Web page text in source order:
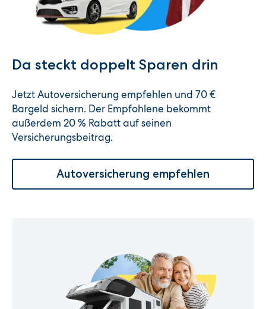
Da steckt doppelt Sparen drin
Jetzt Autoversicherung empfehlen und 70 €
Bargeld sichern. Der Empfohlene bekommt
außerdem 20 % Rabatt auf seinen
Versicherungsbeitrag.
Autoversicherung empfehlen